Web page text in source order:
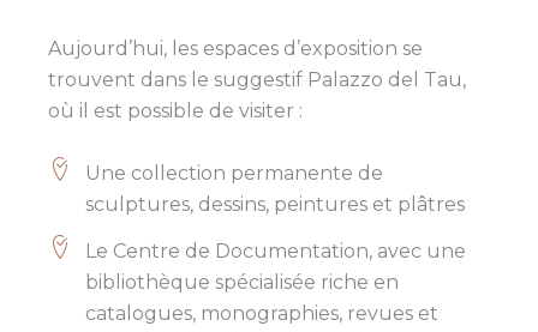
Aujourd’hui, les espaces d’exposition se
trouvent dans le suggestif Palazzo del Tau,
où il est possible de visiter :
Une collection permanente de
sculptures, dessins, peintures et plâtres
Le Centre de Documentation, avec une
bibliothèque spécialisée riche en
catalogues, monographies, revues et